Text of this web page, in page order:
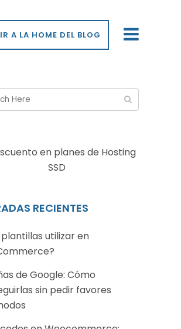
IR A LA HOME DEL BLOG
RECIENTES
utilizar en
de Google: Cómo
sin pedir favores